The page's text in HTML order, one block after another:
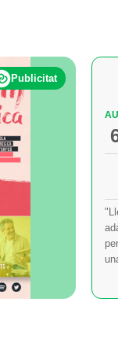
Publicitat